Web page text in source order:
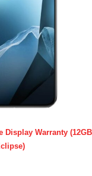
Display Warranty (12GB